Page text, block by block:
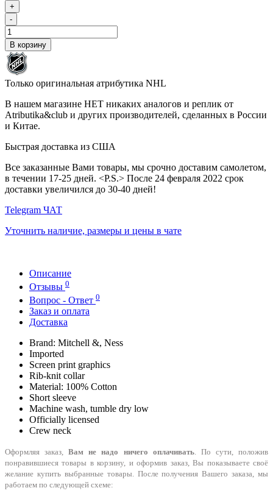
+
-
В корзину
Только оригинальная атрибутика NHL
В нашем магазине НЕТ никаких аналогов и реплик от
Atributika&club и других производителей, сделанных в России
и Китае.
Быстрая доставка из США
Все заказанные Вами товары, мы срочно доставим самолетом,
в течении 17-25 дней. <P.S.> После 24 февраля 2022 срок
доставки увеличился до 30-40 дней!
Telegram ЧАТ
Уточнить наличие, размеры и цены в чате
Описание
Отзывы 0
Вопрос - Ответ 0
Заказ и оплата
Доставка
Brand: Mitchell &, Ness
Imported
Screen print graphics
Rib-knit collar
Material: 100% Cotton
Short sleeve
Machine wash, tumble dry low
Officially licensed
Crew neck
Оформляя заказ,Вам не надо ничего оплачивать. По сути, положив
понравившиеся товары в корзину, и оформив заказ, Вы показываете своё
желание купить выбранные товары. После получения Вашего заказа, мы
работаем по следующей схеме: